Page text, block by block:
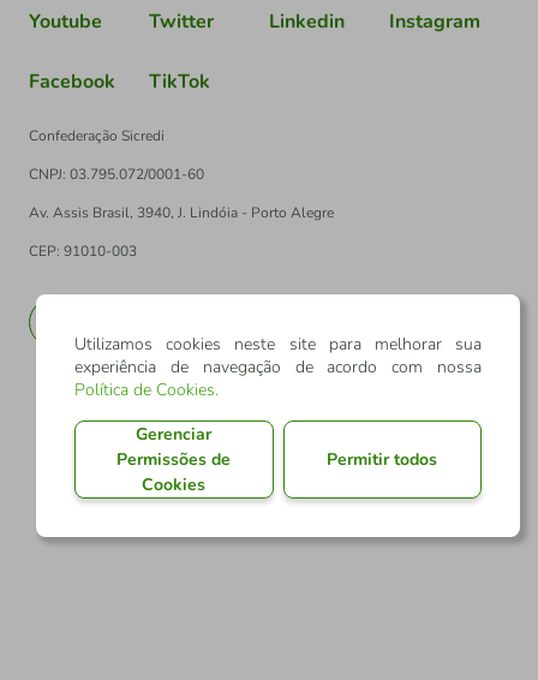
Youtube Twitter Linkedin Instagram
Facebook TikTok
Confederação Sicredi
CNPJ: 03.795.072/0001-60
Av. Assis Brasil, 3940, J. Lindóia - Porto Alegre
CEP: 91010-003
Utilizamos cookies neste site para melhorar sua
experiência de navegação de acordo com nossa
Política de Cookies.
Gerenciar
Permissões de
Cookies
Permitir todos